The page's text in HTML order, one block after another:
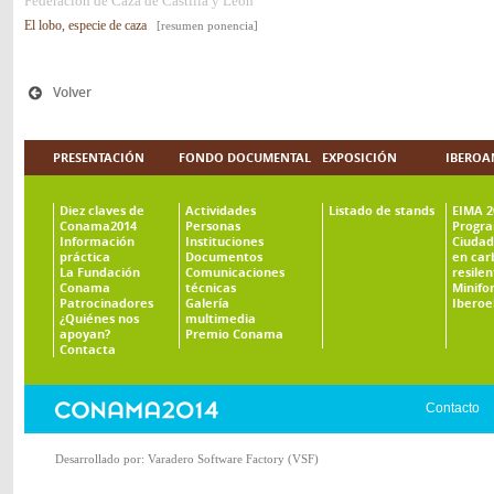
El lobo, especie de caza [resumen ponencia]
Volver
PRESENTACIÓN
Diez claves de
Conama2014
Información
práctica
La Fundación
Conama
Patrocinadores
¿Quiénes nos
apoyan?
Contacta
FONDO DOCUMENTAL
Actividades
Personas
Instituciones
Documentos
Comunicaciones
técnicas
Galería
multimedia
Premio Conama
EXPOSICIÓN
Listado de stands
EIMA
en
Contacto
Desarrollado por: Varadero Software Factory (VSF)